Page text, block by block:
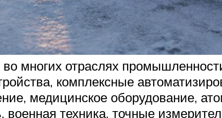
многих отраслях
комплексные
медицинское оборудование,
техника, точные